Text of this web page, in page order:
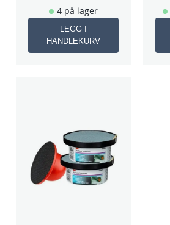
4 på lager
LEGG I
HANDLEKURV